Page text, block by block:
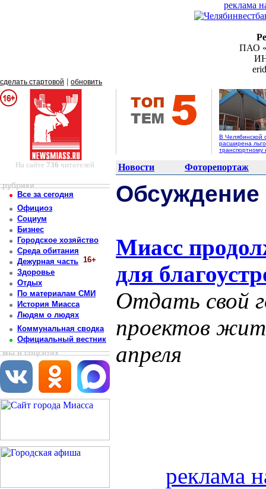
реклама
ПАО
сделать стартовой обновить
В Челябинской
расширена
транспортному
На сайте 736 читателей Новости Фоторепортаж
рубрики
Все за сегодня
Официоз
Социум
Бизнес
Городское хозяйство
Среда обитания
Дежурная часть 16+
Здоровье
Отдых
По материалам СМИ
История Миасса
Людям о людях
Коммунальная сводка
Официальный вестник
мы в соцсетях
Миасс
для
Отдать свой
проектов
апреля
реклама